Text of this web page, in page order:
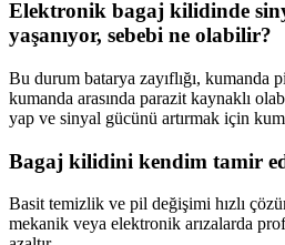
Elektronik bagaj kilidinde
yaşanıyor, sebebi ne olabilir?
Bu durum batarya zayıflığı,
kumanda arasında parazit kaynaklı
yap ve sinyal gücünü artırmak için
Bagaj kilidini kendim tamir
Basit temizlik ve pil değişimi hızlı
mekanik veya elektronik arızalarda